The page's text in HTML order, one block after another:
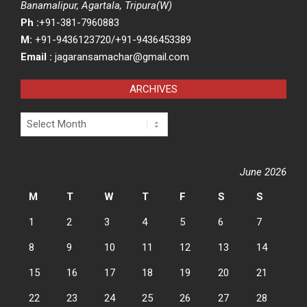
Banamalipur, Agartala, Tripura(W)
Ph :+91-381-7960883
M: +91-9436123720/+91-9436453389
Email : jagaransamachar@gmail.com
ARCHIVES
Archives
June 2026
M
T W T F S S
1 2 3 4 5 6 7
8 9 10 11 12 13 14
15 16 17 18 19 20 21
22 23 24 25 26 27 28